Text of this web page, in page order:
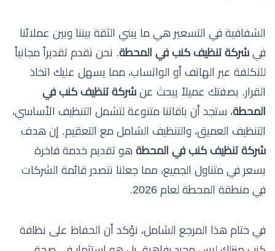
الشفافية في التسعير هي ما يبني الثقة بيننا وبين عملائنا
في شركة تنظيف كنب في المحطة. نحن نقدم تقديراً مجانياً
للتكلفة عبر الهاتف أو الواتساب، مما يسهل عليك اتخاذ
القرار. بصفتك عميلاً يبحث عن شركة تنظيف كنب في
المحطة، ستجد أن باقاتنا متنوعة لتشمل التنظيف الأساسي،
التنظيف العميق، والتنظيف الشامل مع التعقيم. إن هدف
شركة تنظيف كنب في المحطة هو تقديم خدمة فاخرة
بسعر في متناول الجميع، مما جعلنا نتصدر قائمة الشركات
في منطقة المحطة لعام 2026.
في ختام هذا المرجع الشامل، نؤكد أن الحفاظ على نظافة